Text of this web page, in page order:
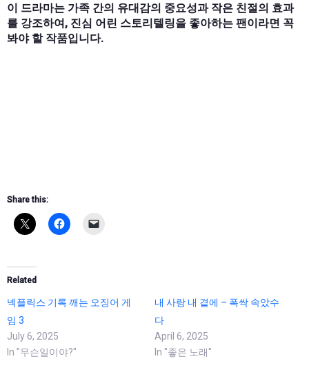
이 드라마는 가족 간의 유대감의 중요성과 작은 친절의 효과
를 강조하여, 진심 어린 스토리텔링을 좋아하는 팬이라면 꼭
봐야 할 작품입니다.
Share this:
Related
넥플릭스 기록 깨는 오징어 게
임 3
July 6, 2025
In "무슨일이야?"
내 사랑 내 곁에 – 폭싹 속았수
다
April 6, 2025
In "좋은 노래"